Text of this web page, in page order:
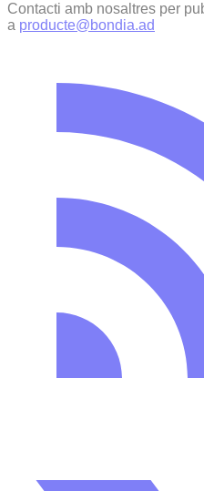
Contacti amb nosaltres per
a producte@bondia.ad